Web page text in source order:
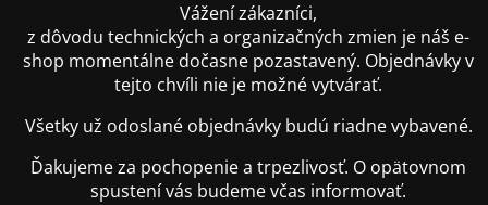
Vážení zákazníci,
z dôvodu technických a organizačných zmien je náš e-
shop momentálne dočasne pozastavený. Objednávky v
tejto chvíli nie je možné vytvárať.
Všetky už odoslané objednávky budú riadne vybavené.
Ďakujeme za pochopenie a trpezlivosť. O opätovnom
spustení vás budeme včas informovať.